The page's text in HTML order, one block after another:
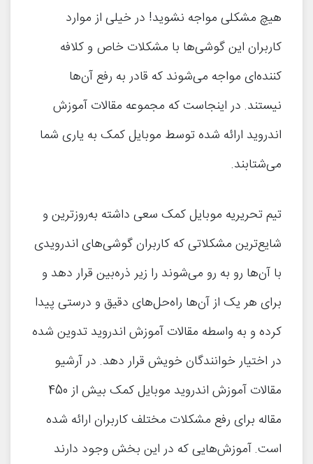
هیچ مشکلی مواجه نشوید! در خیلی از موارد
کاربران این گوشی‌ها با مشکلات خاص و کلافه
کننده‌ای مواجه می‌شوند که قادر به رفع آن‌ها
نیستند. در اینجاست که مجموعه مقالات آموزش
اندروید ارائه شده توسط موبایل کمک به یاری شما
می‌شتابند.
تیم تحریریه موبایل کمک سعی داشته به‌روز‌ترین و
شایع‌ترین مشکلاتی که کاربران گوشی‌های اندرویدی
با آن‌ها رو به رو می‌شوند را زیر ذره‌بین قرار دهد و
برای هر یک از آن‌ها راه‌حل‌های دقیق و درستی پیدا
کرده و به واسطه مقالات آموزش اندروید تدوین شده
در اختیار خوانندگان خویش قرار دهد. در آرشیو
مقالات آموزش اندروید موبایل کمک بیش از 450
مقاله برای رفع مشکلات مختلف کاربران ارائه شده
است. آموزش‌هایی که در این بخش وجود دارند